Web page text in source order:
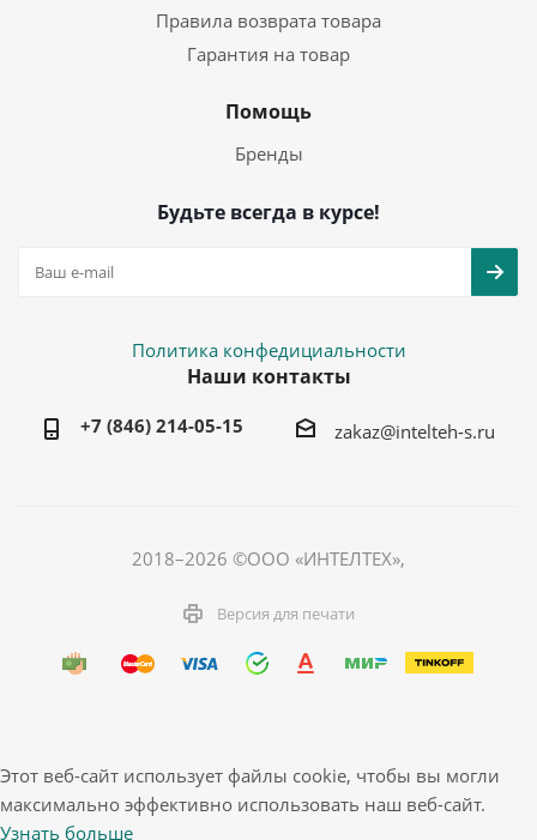
Правила возврата товара
Гарантия на товар
Помощь
Бренды
Будьте всегда в курсе!
Политика конфедициальности
Наши контакты
+7 (846) 214-05-15 zakaz@intelteh-s.ru
2018–2026 ©ООО «ИНТЕЛТЕХ»,
Версия для печати
Этот веб-сайт использует файлы cookie, чтобы вы могли
максимально эффективно использовать наш веб-сайт.
Узнать больше